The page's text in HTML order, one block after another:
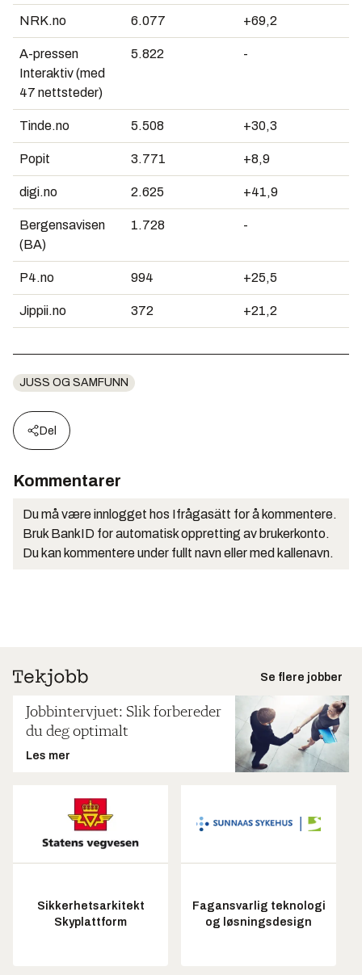
NRK.no 6.077 +69,2
A-pressen
Interaktiv (med
47 nettsteder)
5.822 -
Tinde.no 5.508 +30,3
Popit 3.771 +8,9
digi.no 2.625 +41,9
Bergensavisen
(BA)
1.728 -
P4.no 994 +25,5
Jippii.no 372 +21,2
JUSS OG SAMFUNN
Del
Kommentarer
Du må være innlogget hos Ifrågasätt for å kommentere.
Bruk BankID for automatisk oppretting av brukerkonto.
Du kan kommentere under fullt navn eller med kallenavn.
Se flere jobber
Jobbintervjuet: Slik forbereder
du deg optimalt
Les mer
Sikkerhetsarkitekt
Skyplattform
Fagansvarlig teknologi
og løsningsdesign